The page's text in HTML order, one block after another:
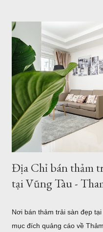
khổ lớn - Bảo hành - Giao
khổ lớn tại HCM và Hà Nội
Đẹp 1. Giới thiệu về thảm
vị cung cấp thảm trải sàn -
và Hà Nội, chung tôi luôn
hàng, với nhu cầu trải sàn
nhập về nhiều mẫu thảm
chiều ngang - chiều dài từ
Địa Chỉ bán thảm
tại Vũng Tàu -
Nơi bán thảm trải sàn đẹp
mục đích quảng cáo về